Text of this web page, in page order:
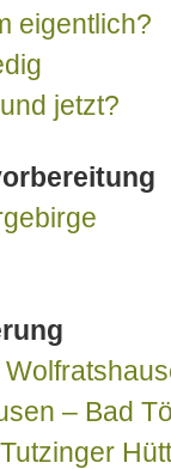
eigentlich?
jetzt?
– Bad